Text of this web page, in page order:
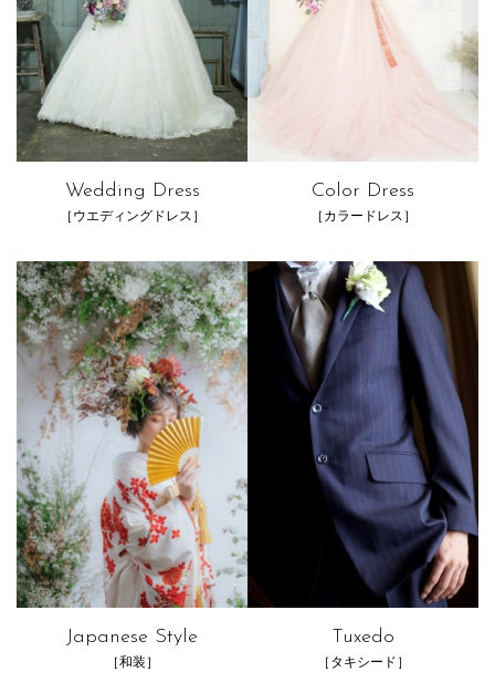
Wedding Dress
［ウエディングドレス］
Color Dress
［カラードレス］
Japanese Style
［和装］
Tuxedo
［タキシード］